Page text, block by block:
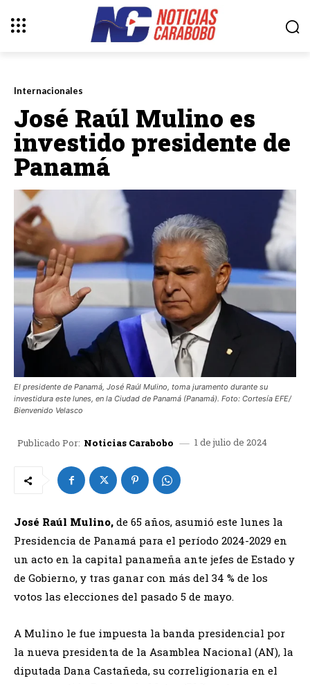
Internacionales
José Raúl Mulino es
investido presidente de
Panamá
El presidente de Panamá, José Raúl Mulino, toma juramento durante su
investidura este lunes, en la Ciudad de Panamá (Panamá). Foto: Cortesía EFE/
Bienvenido Velasco
Publicado Por: Noticias Carabobo 1 de julio de 2024
José Raúl Mulino, de 65 años, asumió este lunes la
Presidencia de Panamá para el período 2024-2029 en
un acto en la capital panameña ante jefes de Estado y
de Gobierno, y tras ganar con más del 34 % de los
votos las elecciones del pasado 5 de mayo.
A Mulino le fue impuesta la banda presidencial por
la nueva presidenta de la Asamblea Nacional (AN), la
diputada Dana Castañeda, su correligionaria en el